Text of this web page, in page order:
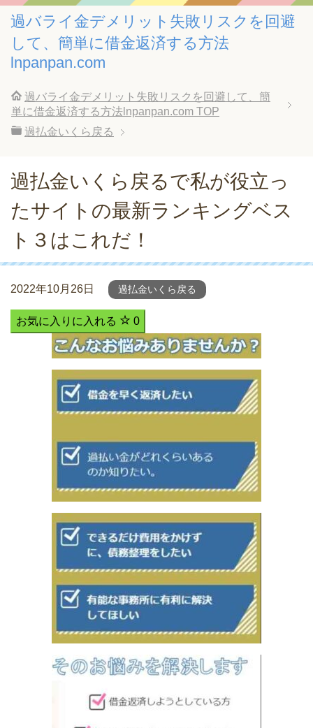
過バライ金デメリット失敗リスクを回避
して、簡単に借金返済する方法
lnpanpan.com
過バライ金デメリット失敗リスクを回避して、簡
単に借金返済する方法lnpanpan.com TOP
過払金いくら戻る
過払金いくら戻るで私が役立っ
たサイトの最新ランキングベス
ト３はこれだ！
2022年10月26日 過払金いくら戻る
お気に入りに入れる 0